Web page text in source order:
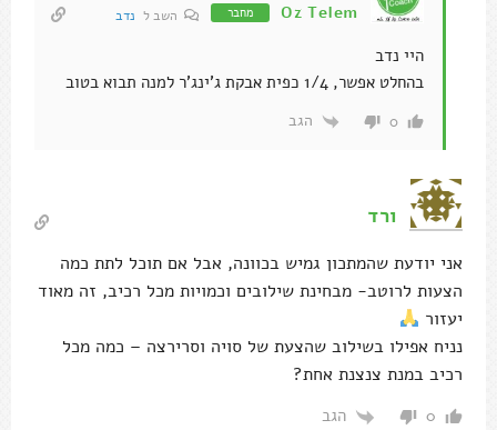
Oz Telem מחבר השב ל נדב
היי נדב
בהחלט אפשר, 1/4 כפית אבקת ג'ינג'ר למנה תבוא בטוב
0 הגב
ורד
אני יודעת שהמתכון גמיש בכוונה, אבל אם תוכל לתת כמה
הצעות לרוטב- מבחינת שילובים וכמויות מכל רכיב, זה מאוד
יעזור
נניח אפילו בשילוב שהצעת של סויה וסרירצה – כמה מכל
רכיב במנת צנצנת אחת?
0 הגב